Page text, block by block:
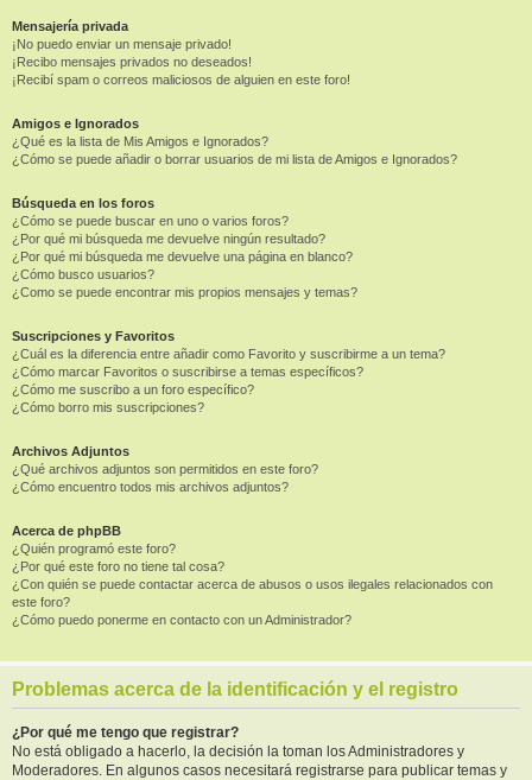
Mensajería privada
¡No puedo enviar un mensaje privado!
¡Recibo mensajes privados no deseados!
¡Recibí spam o correos maliciosos de alguien en este foro!
Amigos e Ignorados
¿Qué es la lista de Mis Amigos e Ignorados?
¿Cómo se puede añadir o borrar usuarios de mi lista de Amigos e Ignorados?
Búsqueda en los foros
¿Cómo se puede buscar en uno o varios foros?
¿Por qué mi búsqueda me devuelve ningún resultado?
¿Por qué mi búsqueda me devuelve una página en blanco?
¿Cómo busco usuarios?
¿Como se puede encontrar mis propios mensajes y temas?
Suscripciones y Favoritos
¿Cuál es la diferencia entre añadir como Favorito y suscribirme a un tema?
¿Cómo marcar Favoritos o suscribirse a temas específicos?
¿Cómo me suscribo a un foro específico?
¿Cómo borro mis suscripciones?
Archivos Adjuntos
¿Qué archivos adjuntos son permitidos en este foro?
¿Cómo encuentro todos mis archivos adjuntos?
Acerca de phpBB
¿Quién programó este foro?
¿Por qué este foro no tiene tal cosa?
¿Con quién se puede contactar acerca de abusos o usos ilegales relacionados con
este foro?
¿Cómo puedo ponerme en contacto con un Administrador?
Problemas acerca de la identificación y el registro
¿Por qué me tengo que registrar?
No está obligado a hacerlo, la decisión la toman los Administradores y
Moderadores. En algunos casos necesitará registrarse para publicar temas y